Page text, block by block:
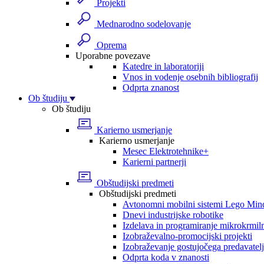
Projekti
Mednarodno sodelovanje
Oprema
Uporabne povezave
Katedre in laboratoriji
Vnos in vodenje osebnih bibliografij
Odprta znanost
Ob študiju
Ob študiju
Karierno usmerjanje
Karierno usmerjanje
Mesec Elektrotehnike+
Karierni partnerji
Obštudijski predmeti
Obštudijski predmeti
Avtonomni mobilni sistemi Lego
Dnevi industrijske robotike
Izdelava in programiranje
Izobraževalno-promocijski projekti
Izobraževanje gostujočega
Odprta koda v znanosti